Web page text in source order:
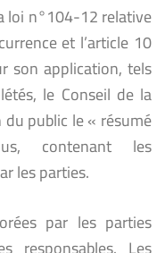
loi n°104-12 relative
et l’article 10
son application, tels
le Conseil de la
public le « résumé
contenant les
les parties.
par les parties